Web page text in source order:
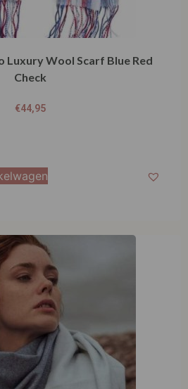
Luxury Wool Scarf Blue Red
Check
€44,95